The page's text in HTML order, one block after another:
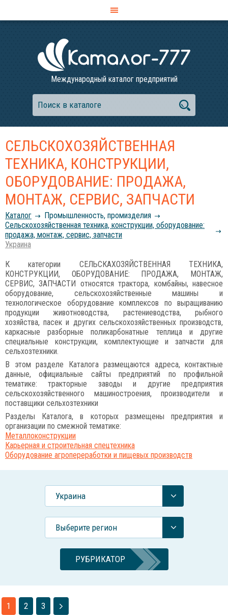
Международный каталог предприятий
СЕЛЬСКОХОЗЯЙСТВЕННАЯ
ТЕХНИКА, КОНСТРУКЦИИ,
ОБОРУДОВАНИЕ: ПРОДАЖА,
МОНТАЖ, СЕРВИС, ЗАПЧАСТИ
Каталог
Промышленность, промизделия
Сельскохозяйственная техника, конструкции, оборудование:
продажа, монтаж, сервис, запчасти
Украина
К категории СЕЛЬСКАХОЗЯЙСТВЕННАЯ ТЕХНИКА,
КОНСТРУКЦИИ, ОБОРУДОВАНИЕ: ПРОДАЖА, МОНТАЖ,
СЕРВИС, ЗАПЧАСТИ относятся трактора, комбайны, навесное
оборудование, сельскохозяйственные машины и
технологическое оборудование комплексов по выращиванию
продукции животноводства, растениеводства, рыбного
хозяйства, пасек и других сельскохозяйственных производств,
каркасные разборные поликарбонатные теплица и другие
специальные конструкции, комплектующие и запчасти для
сельхозтехники.
В этом разделе Каталога размещаются адреса, контактные
данные, официальные сайты предприятий по профильной
тематике: тракторные заводы и другие предприятия
сельскохозяйственного машиностроения, производители и
поставщики сельхозтехники
Разделы Каталога, в которых размещены предприятия и
организации по смежной тематике:
Металлоконструкции
Карьерная и строительная спецтехника
Оборудование агропереработки и пищевых производств
Украина
Выберите регион
РУБРИКАТОР
1 2 3